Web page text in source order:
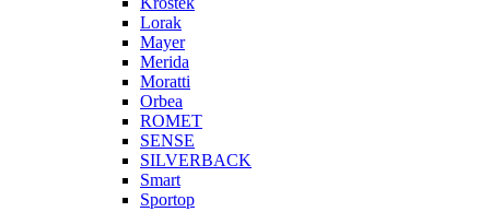
Lorak
Mayer
Merida
Moratti
Orbea
ROMET
SENSE
SILVERBACK
Smart
Sportop